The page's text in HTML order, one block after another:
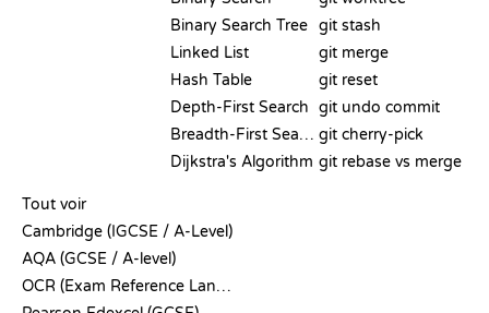
Binary Search Tree
Linked List
Hash Table
Depth-First Search
Breadth-First Search
Dijkstra's Algorithm
git stash
git merge
git reset
git undo commit
git cherry-pick
git rebase vs merge
Tout voir
Cambridge (IGCSE / A-Level)
AQA (GCSE / A-level)
OCR (Exam Reference Language)